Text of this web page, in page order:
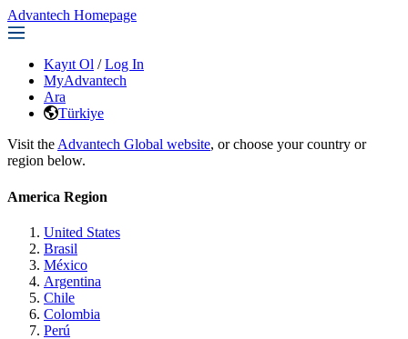
Advantech Homepage
Kayıt Ol / Log In
MyAdvantech
Ara
Türkiye
Visit the Advantech Global website, or choose your country or
region below.
America Region
United States
Brasil
México
Argentina
Chile
Colombia
Perú